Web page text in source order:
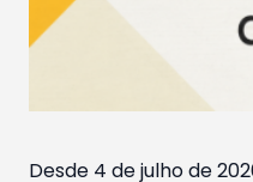
Desde 4 de julho de